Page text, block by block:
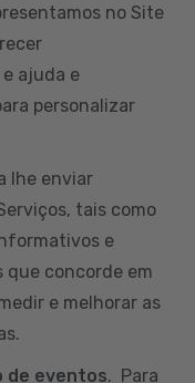
no Site
ajuda e
personalizar
lhe enviar
tais como
e
concorde em
e melhorar as
de eventos. Para